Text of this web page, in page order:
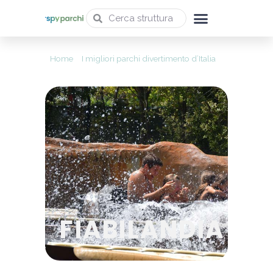
Home I migliori parchi divertimento d’Italia
FIABILANDIA